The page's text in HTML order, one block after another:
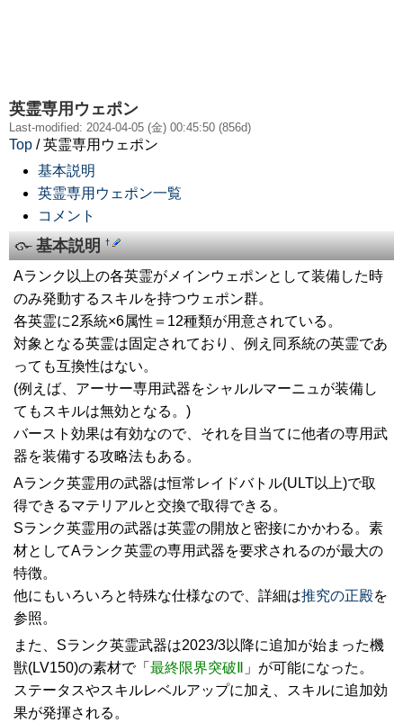
英霊専用ウェポン
Last-modified: 2024-04-05 (金) 00:45:50 (856d)
Top / 英霊専用ウェポン
基本説明
英霊専用ウェポン一覧
コメント
基本説明†
Aランク以上の各英霊がメインウェポンとして装備した時
のみ発動するスキルを持つウェポン群。
各英霊に2系統×6属性＝12種類が用意されている。
対象となる英霊は固定されており、例え同系統の英霊であ
っても互換性はない。
(例えば、アーサー専用武器をシャルルマーニュが装備し
てもスキルは無効となる。)
バースト効果は有効なので、それを目当てに他者の専用武
器を装備する攻略法もある。
Aランク英霊用の武器は恒常レイドバトル(ULT以上)で取
得できるマテリアルと交換で取得できる。
Sランク英霊用の武器は英霊の開放と密接にかかわる。素
材としてAランク英霊の専用武器を要求されるのが最大の
特徴。
他にもいろいろと特殊な仕様なので、詳細は推究の正殿を
参照。
また、Sランク英霊武器は2023/3以降に追加が始まった機
獣(LV150)の素材で「 最終限界突破Ⅱ
」が可能になった。
ステータスやスキルレベルアップに加え、スキルに追加効
果が発揮される。